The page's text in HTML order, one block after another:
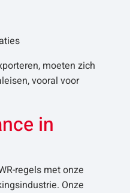
moeten zich
vooral voor
in
regels met onze
Onze